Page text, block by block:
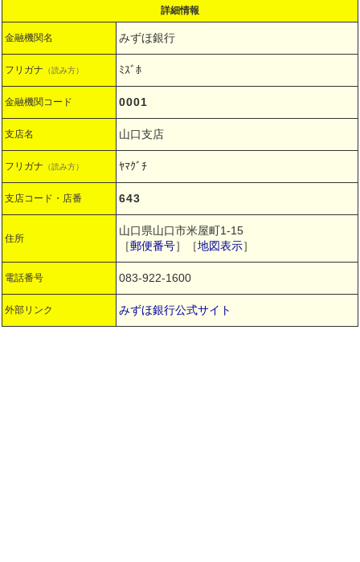
詳細情報
金融機関名 みずほ銀行
フリガナ （読み方） ﾐｽﾞﾎ
金融機関コード 0001
支店名 山口支店
フリガナ （読み方） ﾔﾏｸﾞﾁ
支店コード・店番 643
住所
山口県山口市米屋町1-15
［郵便番号］［地図表示］
電話番号 083-922-1600
外部リンク みずほ銀行公式サイト